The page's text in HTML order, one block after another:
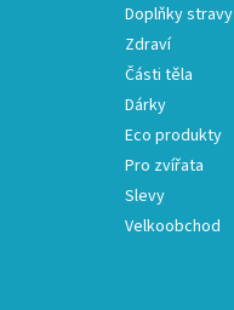
Doplňky stravy
Zdraví
Části těla
Dárky
Eco produkty
Pro zvířata
Slevy
Velkoobchod